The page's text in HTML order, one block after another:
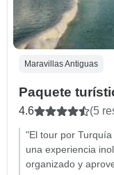
Maravillas Antiguas
Paquete
4.6 (5
"El tour por
una experiencia
organizado y